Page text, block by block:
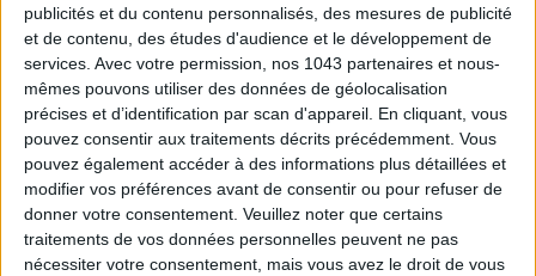
publicités et du contenu personnalisés, des mesures de publicité
et de contenu, des études d'audience et le développement de
services. Avec votre permission, nos 1043 partenaires et nous-
mêmes pouvons utiliser des données de géolocalisation
précises et d’identification par scan d'appareil. En cliquant, vous
pouvez consentir aux traitements décrits précédemment. Vous
pouvez également accéder à des informations plus détaillées et
modifier vos préférences avant de consentir ou pour refuser de
donner votre consentement. Veuillez noter que certains
traitements de vos données personnelles peuvent ne pas
nécessiter votre consentement, mais vous avez le droit de vous
LES MEILLEURS HÔTELS POUR UN WEEK-END SPA ET GASTRONOMIE